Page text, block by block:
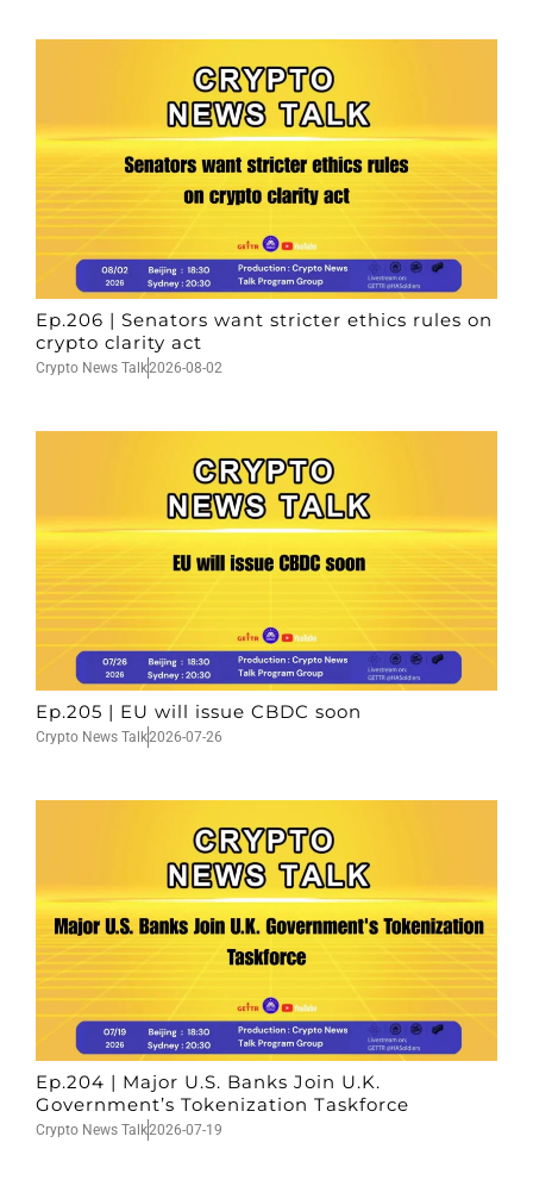
Ep.206 | Senators want stricter ethics rules on
crypto clarity act
Crypto News Talk2026-08-02
Ep.205 | EU will issue CBDC soon
Crypto News Talk2026-07-26
Ep.204 | Major U.S. Banks Join U.K.
Government’s Tokenization Taskforce
Crypto News Talk2026-07-19